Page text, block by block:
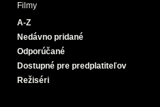
e
Filmy
A-Z
Nedávno pridané
Odporúčané
Dostupné pre predplatiteľov
Režiséri